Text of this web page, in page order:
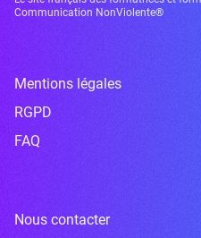
Communication NonViolente®
Mentions légales
RGPD
FAQ
Nous contacter